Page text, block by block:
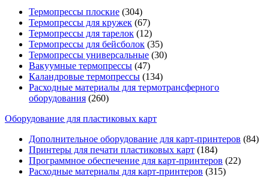
Термопрессы плоские (304)
Термопрессы для кружек (67)
Термопрессы для тарелок (12)
Термопрессы для бейсболок (35)
Термопрессы универсальные (30)
Вакуумные термопрессы (47)
Каландровые термопрессы (134)
Расходные материалы для термотрансферного
оборудования (260)
Оборудование для пластиковых карт
Дополнительное оборудование для карт-принтеров (84)
Принтеры для печати пластиковых карт (184)
Программное обеспечение для карт-принтеров (22)
Расходные материалы для карт-принтеров (315)